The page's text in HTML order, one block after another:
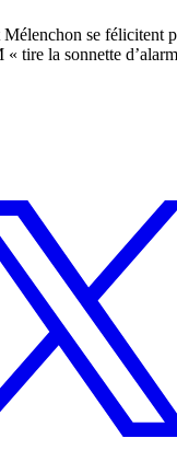
Mélenchon se félicitent
tire la sonnette